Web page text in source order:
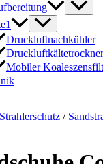
Druckluftnachkühler
Druckluftkältetrockner
Mobiler
Strahlerschutz /